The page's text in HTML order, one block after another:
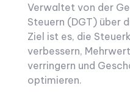
Verwaltet von der
Steuern (DGT) über
Ziel ist es, die
verbessern,
verringern und
optimieren.